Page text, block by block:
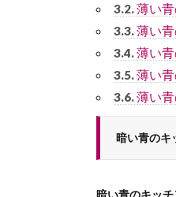
3.2.薄い
3.3.薄い
3.4.薄い
3.5.薄い
3.6.薄い
暗い青のキ